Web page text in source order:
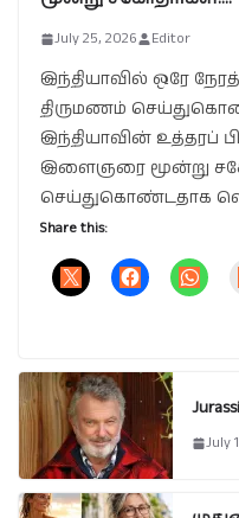
July 25, 2026 Editor
இந்தியாவில் ஒரே
திருமணம்
இந்தியாவின் உத்தரப்
இளைஞரை மூன்று
செய்துகொண்டதாக
Share this:
July